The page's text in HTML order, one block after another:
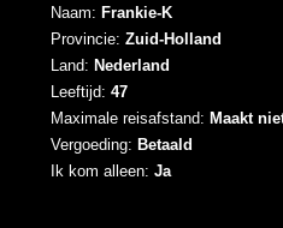
Naam: Frankie-K
Provincie: Zuid-Holland
Land: Nederland
Leeftijd: 47
Maximale reisafstand: Maakt
Vergoeding: Betaald
Ik kom alleen: Ja